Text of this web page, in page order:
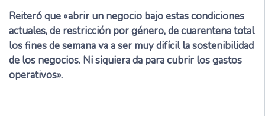
Reiteró que «abrir un negocio bajo estas condiciones
actuales, de restricción por género, de cuarentena total
los fines de semana va a ser muy difícil la sostenibilidad
de los negocios. Ni siquiera da para cubrir los gastos
operativos».